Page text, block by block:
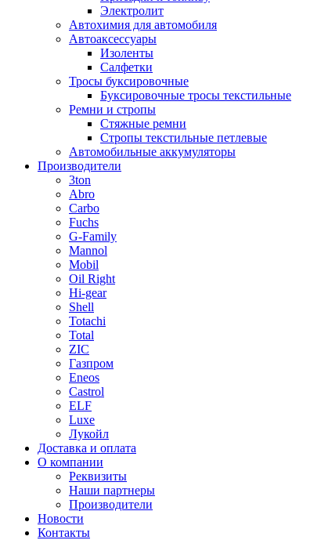
Электролит
Автохимия для автомобиля
Автоаксессуары
Изоленты
Салфетки
Тросы буксировочные
Буксировочные тросы текстильные
Ремни и стропы
Стяжные ремни
Стропы текстильные петлевые
Автомобильные аккумуляторы
Производители
3ton
Abro
Carbo
Fuchs
G-Family
Mannol
Mobil
Oil Right
Hi-gear
Shell
Totachi
Total
ZIC
Газпром
Еneos
Сastrol
ELF
Luxe
Лукойл
Доставка и оплата
О компании
Реквизиты
Наши партнеры
Производители
Новости
Контакты